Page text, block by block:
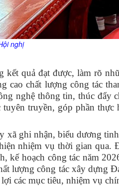
nghị
kết quả đạt được, làm rõ
cao chất lượng công tác
nghệ thông tin, thúc đẩy
truyền, góp phần
ghi nhận, biểu dương
nhiệm vụ thời gian qua.
hoạch công tác năm
lượng công tác xây dựng
các mục tiêu, nhiệm vụ